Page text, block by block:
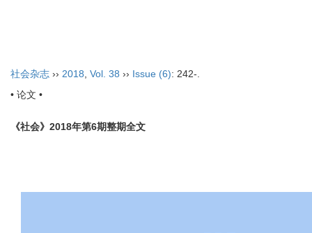
社会杂志 ›› 2018 Vol. 38 ›› Issue (6): 242-.
• 论文 •
《社会》2018年第6期整期全文